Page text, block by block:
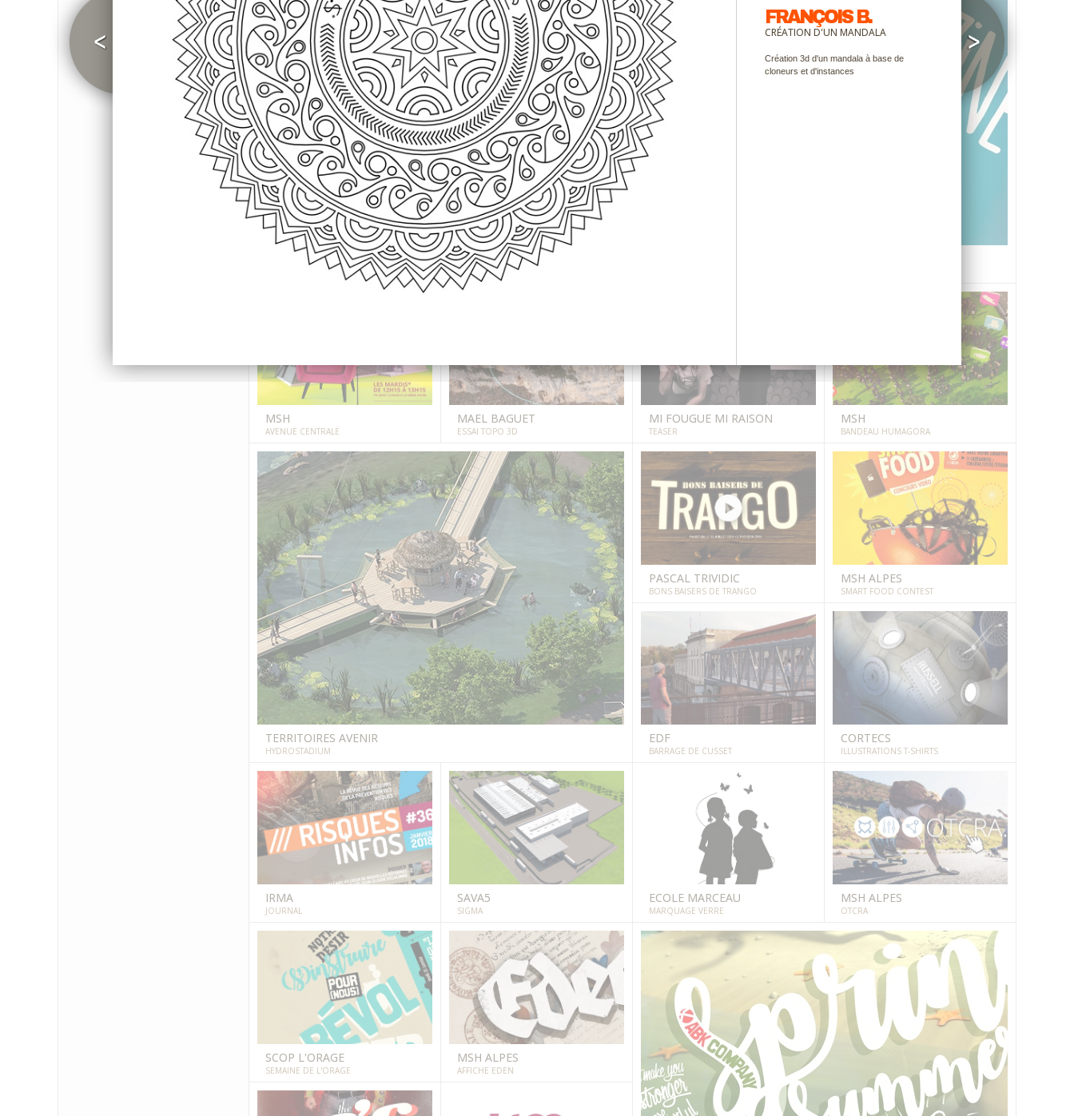
MSH
ANTIDÉPRESSEURS ET NÉOLIBÉRALISME
DE CHENILLE À PAPILLON
FLYER
MÉTROPOLE SAVOIE
CHARTE GRAPHIQUE
OT QUEYRAS
CHARTE GRAPHIQUE
MSH
AVENUE CENTRALE
MAEL BAGUET
ESSAI TOPO 3D
MI FOUGUE MI RAISON
TEASER
MSH
BANDEAU HUMAGORA
TERRITOIRES AVENIR
HYDROSTADIUM
PASCAL TRIVIDIC
BONS BAISERS DE TRANGO
MSH ALPES
SMART FOOD CONTEST
EDF
BARRAGE DE CUSSET
CORTECS
ILLUSTRATIONS T-SHIRTS
IRMA
JOURNAL
SAVA5
SIGMA
ECOLE MARCEAU
MARQUAGE VERRE
MSH ALPES
OTCRA
SCOP L'ORAGE
SEMAINE DE L'ORAGE
MSH ALPES
AFFICHE EDEN
FRANÇOIS B.
CRÉATION D'UN MANDALA
Création 3d d'un mandala à base de
cloneurs et d'instances